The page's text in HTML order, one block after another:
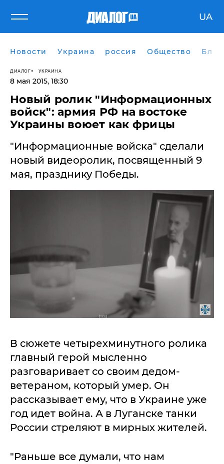
UA
Новости Украина россия Общество
ДИАЛОГ УКРАИНА
8 мая 2015, 18:30
Новый ролик "Информационных
войск": армия РФ на востоке
Украины воюет как фрицы
"Информационные войска" сделали
новый видеоролик, посвященный 9
мая, празднику Победы.
В сюжете четырехминутного ролика
главный герой мысленно
разговаривает со своим дедом-
ветераном, который умер. Он
рассказывает ему, что в Украине уже
год идет война. А в Луганске танки
России стреляют в мирных жителей.
"Раньше все думали, что нам